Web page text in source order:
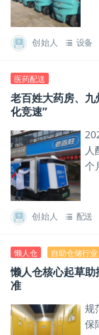
创始人 设备
医药配送
老百姓大药房、
化竞速”
人
个
创始人 配送
懒人仓 自助仓储行业
懒人仓核心起草
准
规
保